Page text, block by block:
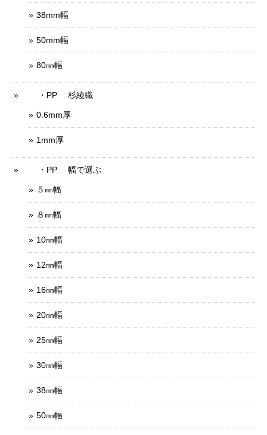
38mm幅
50mm幅
80㎜幅
・PP 杉綾織
0.6mm厚
1mm厚
・PP 幅で選ぶ
５㎜幅
８㎜幅
10㎜幅
12㎜幅
16㎜幅
20㎜幅
25㎜幅
30㎜幅
38㎜幅
50㎜幅